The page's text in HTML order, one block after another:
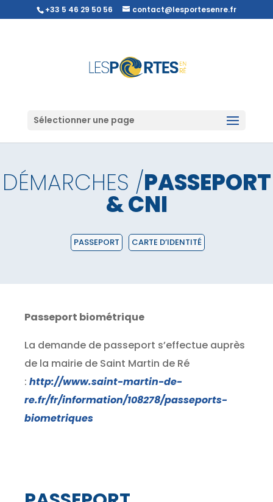
+33 5 46 29 50 56 contact@lesportesenre.fr
Sélectionner une page
DÉMARCHES /PASSEPORT
& CNI
PASSEPORT CARTE D’IDENTITÉ
Passeport biométrique
La demande de passeport s’effectue auprès
de la mairie de Saint Martin de Ré
: http://www.saint-martin-de-
re.fr/fr/information/108278/passeports-
biometriques